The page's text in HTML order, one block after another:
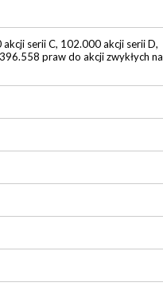
serii C, 102.000 akcji serii D,
praw do akcji zwykłych na